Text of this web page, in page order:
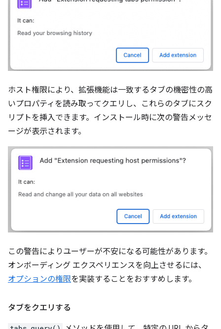
ホスト権限により、拡張機能は一致するタブの機密性の高
いプロパティを読み取ってクエリし、これらのタブにスク
リプトを挿入できます。インストール時に次の警告メッセ
ージが表示されます。
この警告によりユーザーが不安になる可能性があります。
オンボーディング エクスペリエンスを向上させるには、
オプションの権限を実装することをおすすめします。
タブをクエリする